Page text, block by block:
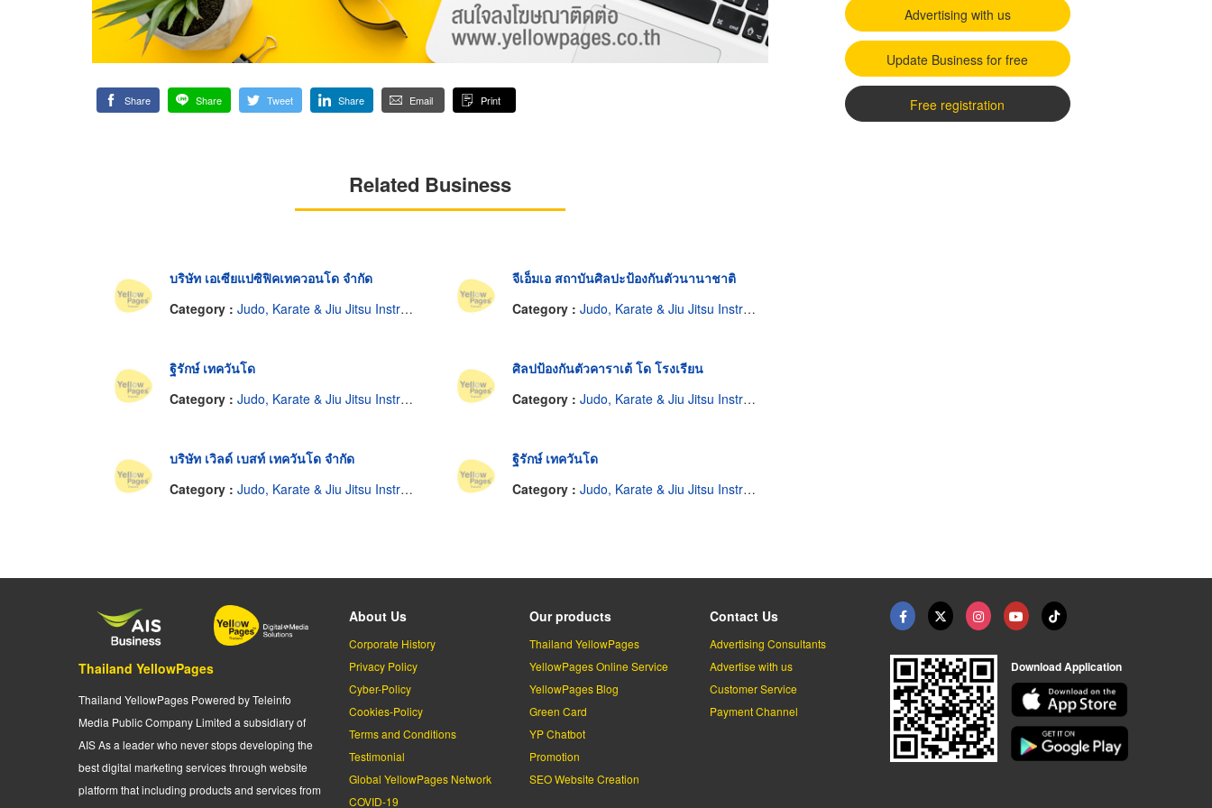
Share Share Tweet Share Email Print
Related Business
บริษัท เอเซียแปซิฟิคเทควอนโด จำกัด
Category : Judo, Karate & Jiu Jitsu Instruction
จีเอ็มเอ สถาบันศิลปะป้องกันตัวนานาชาติ
Category : Judo, Karate & Jiu Jitsu Instruction
ฐิรักษ์ เทควันโด
Category : Judo, Karate & Jiu Jitsu Instruction
ศิลปป้องกันตัวคาราเต้ โด โรงเรียน
Category : Judo, Karate & Jiu Jitsu Instruction
บริษัท เวิลด์ เบสท์ เทควันโด จำกัด
Category : Judo, Karate & Jiu Jitsu Instruction
ฐิรักษ์ เทควันโด
Category : Judo, Karate & Jiu Jitsu Instruction
Advertising with us
Update Business for free
Free registration
Thailand YellowPages
Thailand YellowPages Powered by Teleinfo
Media Public Company Limited a subsidiary of
AIS As a leader who never stops developing the
best digital marketing services through website
platform that including products and services from
About Us
Corporate History
Privacy Policy
Cyber-Policy
Cookies-Policy
Terms and Conditions
Testimonial
Global YellowPages Network
COVID-19
Our products
Thailand YellowPages
YellowPages Online Service
YellowPages Blog
Green Card
YP Chatbot
Promotion
SEO Website Creation
Contact Us
Advertising Consultants
Advertise with us
Customer Service
Payment Channel
Download Application